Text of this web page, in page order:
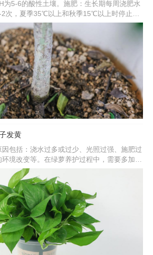
为5-6的酸性土壤。施肥：生长期每周浇肥水
次，夏季35℃以上和秋季15℃以上时停止施
润，晚上可喷雾将叶片淋湿。光照：要充
外可放在阳光下养护。
发黄
包括：浇水过多或过少、光照过强、施肥过
境改变等。在绿萝养护过程中，需要多加观
时找出对应原因并作出处理。